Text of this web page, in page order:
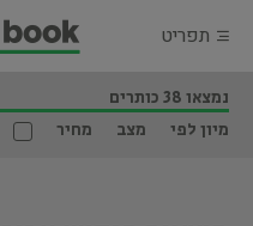
תפריט
נמצאו 38 כותרים
מיון לפי
מצב מחיר